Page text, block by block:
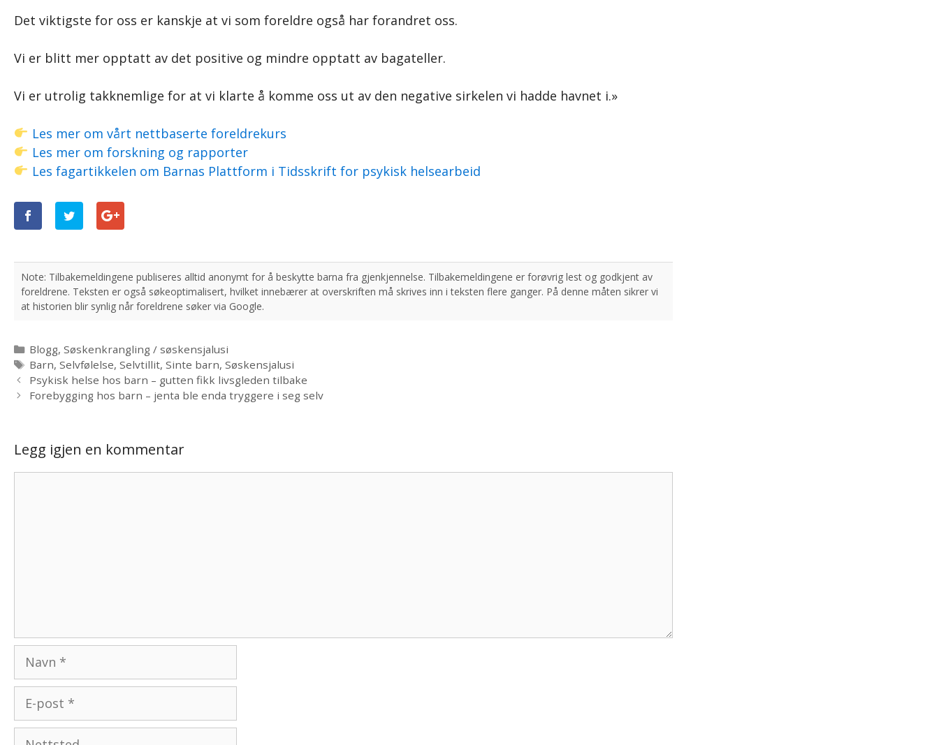
Det viktigste for oss er kanskje at vi som foreldre også har forandret oss.
Vi er blitt mer opptatt av det positive og mindre opptatt av bagateller.
Vi er utrolig takknemlige for at vi klarte å komme oss ut av den negative sirkelen vi hadde havnet i.»
Les mer om vårt nettbaserte foreldrekurs
Les mer om forskning og rapporter
Les fagartikkelen om Barnas Plattform i Tidsskrift for psykisk helsearbeid
Kategorier
Blogg,Søskenkrangling / søskensjalusi
Stikkord
Barn,Selvfølelse,Selvtillit,Sinte barn,Søskensjalusi
Psykisk helse hos barn – gutten fikk livsgleden tilbake
Forebygging hos barn – jenta ble enda tryggere i seg selv
Legg igjen en kommentar
Navn
post
Nettsted